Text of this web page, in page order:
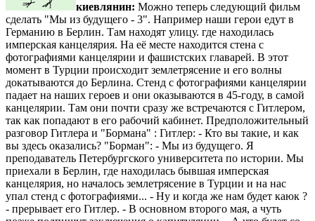
киевлянин: Можно теперь следующий фильм
сделать "Мы из будущего - 3". Например наши герои едут в
Германию в Берлин. Там находят улицу. где находилась
имперская канцелярия. На её месте находится стена с
фотографиями канцелярии и фашистских главарей. В этот
момент в Турции происходит землетрясение и его волны
докатываются до Берлина. Стенд с фотографиями канцелярии
падает на наших героев и они оказываются в 45-году, в самой
канцелярии. Там они почти сразу же встречаются с Гитлером,
так как попадают в его рабочий кабинет. Предположительный
разговор Гитлера и "Бормана" : Гитлер: - Кто вы такие, и как
вы здесь оказались? "Борман": - Мы из будущего. Я
преподаватель Петербургского университета по истории. Мы
приехали в Берлин, где находилась бывшая имперская
канцелярия, но началось землетрясение в Турции и на нас
упал стенд с фотографиями... - Ну и когда же нам будет каюк ?
- прерывает его Гитлер. - В основном второго мая, а чуть